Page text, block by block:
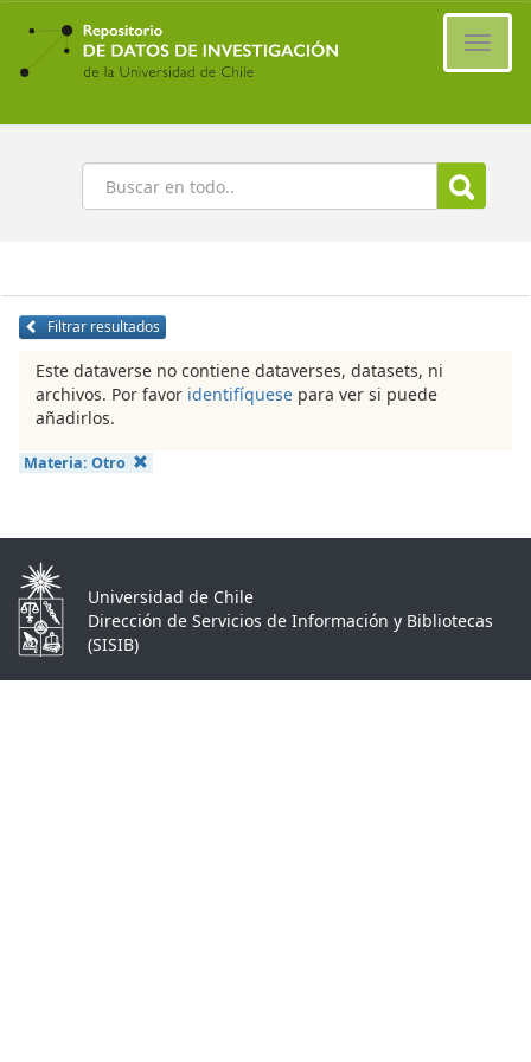
Ir
contenido
principal
Buscar
Filtrar resultados
Este dataverse no contiene dataverses, datasets, ni
archivos. Por favor identifíquese para ver si puede
añadirlos.
Materia: Otro
Universidad de Chile
Dirección de Servicios de Información y Bibliotecas
(SISIB)